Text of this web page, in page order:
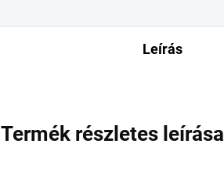
Leírás
Termék részletes leírása